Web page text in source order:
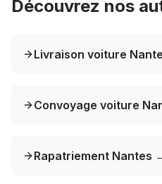
Découvrez nos
Livraison voiture
Convoyage voiture
Rapatriement Nantes